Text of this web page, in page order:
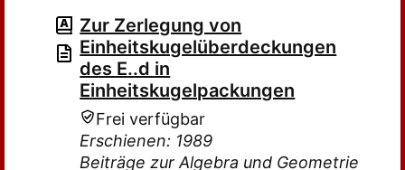
Zur Zerlegung von
Einheitskugelüberdeckungen
des E..d in
Einheitskugelpackungen
Frei verfügbar
Erschienen: 1989
Beiträge zur Algebra und Geometrie